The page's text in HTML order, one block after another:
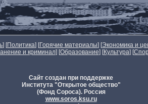
] [Политика] [Горячие материалы] [Экономика и
и криминал] [Образование] [Культура] [
Сайт создан при поддержке
Института "Открытое общество"
(Фонд Сороса). Россия
www.soros.ksu.ru